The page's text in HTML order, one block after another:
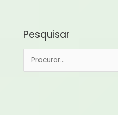
Pesquisar